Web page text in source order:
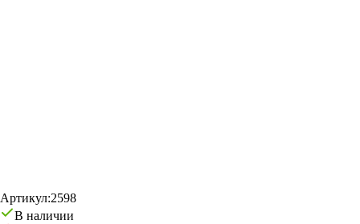
Артикул:2598
В наличии